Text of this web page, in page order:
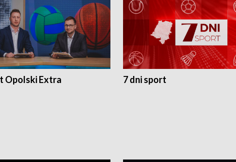
Opolski Extra 7 dni sport